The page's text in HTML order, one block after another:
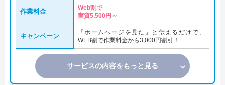
作業料金
Web割で
実質5,500円～
キャンペーン
「ホームページを見た」と伝えるだけで、
WEB割で作業料金から3,000円割引！
サービスの内容をもっと見る